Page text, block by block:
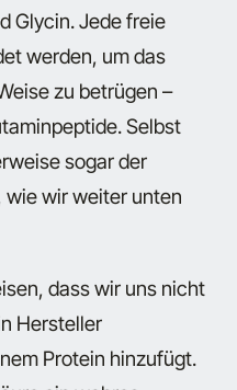
Glycin. Jede freie
werden, um das
zu betrügen –
Selbst
sogar der
wir weiter unten
dass wir uns nicht
Hersteller
Protein hinzufügt.